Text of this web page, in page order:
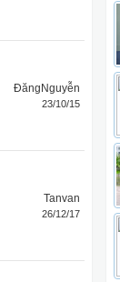
ĐăngNguyễn
23/10/15
Tanvan
26/12/17